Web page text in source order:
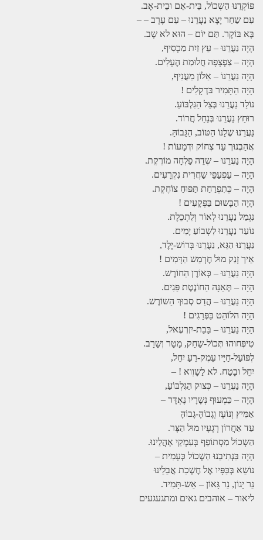
פּוֹקְדֵנוּ הַשְכוֹל, בֵּית-אֵם וּבֵית-אָב.
עִם שַחַר יָצָא נַעֲרֵנוּ – עִם עֶרֶב – –
בָּא בּוֹקֶר. תַּם יוֹם – הוּא לא שָב.
הָיָה נַעֲרֵנוּ – עֵץ זַיִת מַכְסִיף,
הָיָה – צַפְצָפָה חֲלוּמַת הֶעָלִים.
הָיָה נַעֲרֵנוֹ – אַלּוֹן מַעֲנִיף,
הָיָה הַתָּמִיר בּדְקָלִים !
נוֹלַד נַעֲרֵנוּ בְּצֵל הַגִּלְבּוֹעַ.
רוּחַץ נַעֲרֵנוּ בְּנַחַל חֲרוֹד.
נַעֲרֵנוּ שֶלָנוֹ הַטּוֹב, הַגָּבוֹהָּ.
אֲהַבְנוּך עַד צְחוֹק וּדְמָעוֹת !
הָיָה נַעֲרֵנוּ – שְדֵה פַלְחָה מוֹרֶקֶת.
הָיָה – עַפְעַפֵּי שַחֲרִית נִקְרָעִים.
הָיָה – כְּתִפְרַחַת תַּפּוּחַ צוֹחֶקֶת.
הָיָה הַבָּשוּם בַּפְּקָעִים !
נִגְמַל נַעֲרֵנוּ לְאוֹר וְלִתְכֵלֶת.
נוֹעַד נַעֲרֵנוּ לִשְבוֹעַ יָמִים.
נַעֲרֵנוּ הַגֵּא, נַעֲרֵנוּ בְּרוֹש-יֶלֶד,
אֵיך זָנַק מוּל חֶרְמֵש הַדָּמִים !
הָיָה נַעֲרֵנוּ – כְּאוֹרֶן הַחוֹרֶש.
הָיָה – תְּאֵנָה הַחוֹנֶטֶת פַּגִים.
הָיָה נַעֲרֵנוּ – הֲדַס סְבוּךְ הַשוֹרֶש.
הָיָה הלוֹהֵט בַּפְּרָגִים !
הָיָה נַעֲרֵנוּ – בָּבַת-יִזְרְעֶאל,
טִיפְּחוּהוּ תְּכוֹל-שַחַק, מָטָר וְשָרָב.
לְפּוֹעַל-חַיָּיו עֵמֶק-רֵעַ יִחֵל,
יִחֵל וּבָטַח. לא לַשָוְוא ! –
הָיָה נַעֲרֵנוּ – כְּצוּק הַגִּלְבּוֹעַ,
הָיָה – כִּמְעוּף נְשָרָיו נֶאְדָּר –
אַמִּיץ וְנוֹעָז וְגָבוֹהָּ-גָבוֹהָּ
עַד אַחֲרוֹן רְגָעָיו מוּל הַצָּר.
הַשְכוֹל מִסְתוֹפֵף בְּעִמְקֵי אָהֳלֵינוּ.
הָיָה בִּנְתִיבֵנוּ הַשְכוֹל כְּעָמִית –
נוֹשֵא בְּכַּפָּיו אֶל חֶשְכַת אֲבֵלֵינוּ
נֵר יָגוֹן, נֵר גָּאוֹן – אֵש-תָּמִיד.
ליאור – אוהבים גאים ומתגעגעים